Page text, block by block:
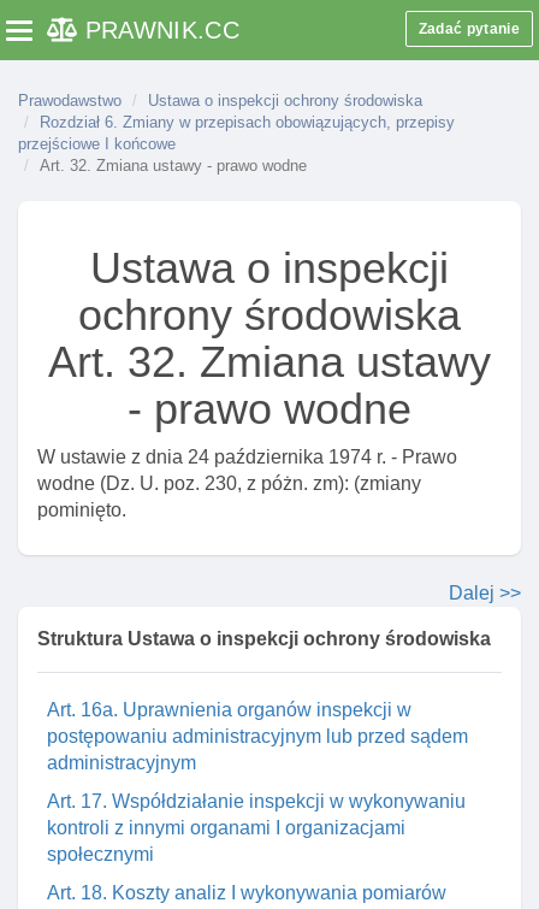
Toggle navigation
PRAWNIK.CC Zadać pytanie
Prawodawstwo
Ustawa o inspekcji ochrony środowiska
Rozdział 6. Zmiany w przepisach obowiązujących, przepisy
przejściowe I końcowe
Art. 32. Zmiana ustawy - prawo wodne
Ustawa o inspekcji
ochrony środowiska
Art. 32. Zmiana ustawy
- prawo wodne
W ustawie z dnia 24 października 1974 r. - Prawo
wodne (Dz. U. poz. 230, z póżn. zm): (zmiany
pominięto.
Dalej >>
Struktura Ustawa o inspekcji ochrony środowiska
Art. 10. Obowiązki podmiotów podlegających kontroli
Art. 10a. Obowiązek udzielenia pomocy w
Art. 10b. Uprawnienia organów I pracowników
inspekcji w razie podejrzenia popełnienia
przestępstwa przeciwko środowisku
Art. 10d. Wykorzystywanie I udostępnianie informacji
uzyskanych w czasie czynnośCI kontrolnych
Art. 10e. Korzystanie przez organy inspekcji z
informacji kryminalnej
Art. 12. Kompetencje pokontrolne wojewódzkiego
inspektora ochrony środowiska
Art. 14. Uprawnienia oskarżyciela w sprawach o
wykroczenia przeciwko środowisku
Art. 15. Zawiadomienie o popełnieniu przestępstwa
stwierdzenia nieprawidłowośCI w zakresie ochrony
środowiska
Art. 16a. Uprawnienia organów inspekcji w
postępowaniu administracyjnym lub przed sądem
administracyjnym
Art. 17. Współdziałanie inspekcji w wykonywaniu
kontroli z innymi organami I organizacjami
społecznymi
Art. 18. Koszty analiz I wykonywania pomiarów